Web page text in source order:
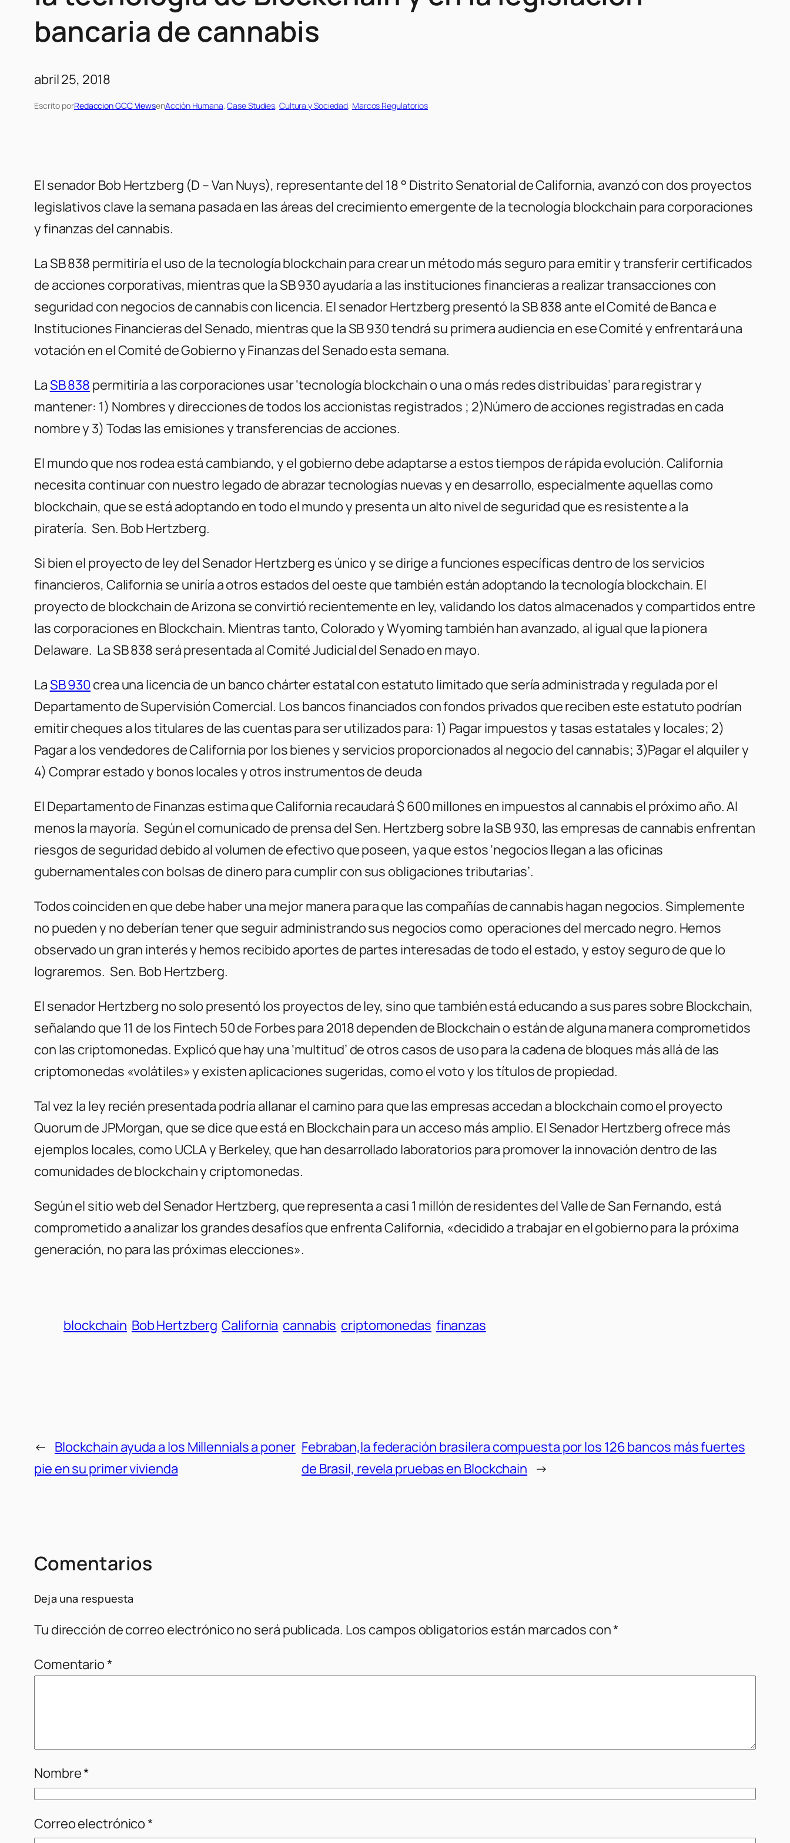
bancaria de cannabis
abril 25, 2018
Escrito porRedaccion GCC ViewsenAcción Humana, Case Studies, Cultura y Sociedad, Marcos Regulatorios
El senador Bob Hertzberg (D – Van Nuys), representante del 18 ° Distrito Senatorial de California, avanzó con dos proyectos
legislativos clave la semana pasada en las áreas del crecimiento emergente de la tecnología blockchain para corporaciones
y finanzas del cannabis.
La SB 838 permitiría el uso de la tecnología blockchain para crear un método más seguro para emitir y transferir certificados
de acciones corporativas, mientras que la SB 930 ayudaría a las instituciones financieras a realizar transacciones con
seguridad con negocios de cannabis con licencia. El senador Hertzberg presentó la SB 838 ante el Comité de Banca e
Instituciones Financieras del Senado, mientras que la SB 930 tendrá su primera audiencia en ese Comité y enfrentará una
votación en el Comité de Gobierno y Finanzas del Senado esta semana.
La SB 838 permitiría a las corporaciones usar ‘tecnología blockchain o una o más redes distribuidas’ para registrar y
mantener: 1) Nombres y direcciones de todos los accionistas registrados ; 2)Número de acciones registradas en cada
nombre y 3) Todas las emisiones y transferencias de acciones.
El mundo que nos rodea está cambiando, y el gobierno debe adaptarse a estos tiempos de rápida evolución. California
necesita continuar con nuestro legado de abrazar tecnologías nuevas y en desarrollo, especialmente aquellas como
blockchain, que se está adoptando en todo el mundo y presenta un alto nivel de seguridad que es resistente a la
piratería. Sen. Bob Hertzberg.
Si bien el proyecto de ley del Senador Hertzberg es único y se dirige a funciones específicas dentro de los servicios
financieros, California se uniría a otros estados del oeste que también están adoptando la tecnología blockchain. El
proyecto de blockchain de Arizona se convirtió recientemente en ley, validando los datos almacenados y compartidos entre
las corporaciones en Blockchain. Mientras tanto, Colorado y Wyoming también han avanzado, al igual que la pionera
Delaware. La SB 838 será presentada al Comité Judicial del Senado en mayo.
La SB 930 crea una licencia de un banco chárter estatal con estatuto limitado que sería administrada y regulada por el
Departamento de Supervisión Comercial. Los bancos financiados con fondos privados que reciben este estatuto podrían
emitir cheques a los titulares de las cuentas para ser utilizados para: 1) Pagar impuestos y tasas estatales y locales; 2)
Pagar a los vendedores de California por los bienes y servicios proporcionados al negocio del cannabis; 3)Pagar el alquiler y
4) Comprar estado y bonos locales y otros instrumentos de deuda
El Departamento de Finanzas estima que California recaudará $ 600 millones en impuestos al cannabis el próximo año. Al
menos la mayoría. Según el comunicado de prensa del Sen. Hertzberg sobre la SB 930, las empresas de cannabis enfrentan
riesgos de seguridad debido al volumen de efectivo que poseen, ya que estos ‘negocios llegan a las oficinas
gubernamentales con bolsas de dinero para cumplir con sus obligaciones tributarias’.
Todos coinciden en que debe haber una mejor manera para que las compañías de cannabis hagan negocios. Simplemente
no pueden y no deberían tener que seguir administrando sus negocios como operaciones del mercado negro. Hemos
observado un gran interés y hemos recibido aportes de partes interesadas de todo el estado, y estoy seguro de que lo
lograremos. Sen. Bob Hertzberg.
El senador Hertzberg no solo presentó los proyectos de ley, sino que también está educando a sus pares sobre Blockchain,
señalando que 11 de los Fintech 50 de Forbes para 2018 dependen de Blockchain o están de alguna manera comprometidos
con las criptomonedas. Explicó que hay una ‘multitud’ de otros casos de uso para la cadena de bloques más allá de las
criptomonedas «volátiles» y existen aplicaciones sugeridas, como el voto y los títulos de propiedad.
Tal vez la ley recién presentada podría allanar el camino para que las empresas accedan a blockchain como el proyecto
Quorum de JPMorgan, que se dice que está en Blockchain para un acceso más amplio. El Senador Hertzberg ofrece más
ejemplos locales, como UCLA y Berkeley, que han desarrollado laboratorios para promover la innovación dentro de las
comunidades de blockchain y criptomonedas.
Según el sitio web del Senador Hertzberg, que representa a casi 1 millón de residentes del Valle de San Fernando, está
comprometido a analizar los grandes desafíos que enfrenta California, «decidido a trabajar en el gobierno para la próxima
generación, no para las próximas elecciones».
blockchain Bob Hertzberg California cannabis criptomonedas finanzas
← Blockchain ayuda a los Millennials a poner
pie en su primer vivienda
Febraban,la federación brasilera compuesta por los 126 bancos más fuertes
de Brasil, revela pruebas en Blockchain →
Comentarios
Deja una respuesta
Tu dirección de correo electrónico no será publicada. Los campos obligatorios están marcados con*
Comentario*
Nombre*
Correo electrónico*